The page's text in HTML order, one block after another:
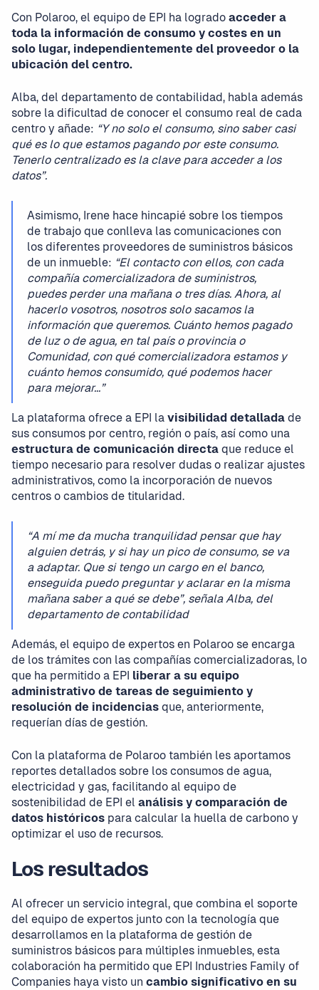
Con Polaroo, el equipo de EPI ha logrado acceder a
toda la información de consumo y costes en un
solo lugar, independientemente del proveedor o la
ubicación del centro.
Alba, del departamento de contabilidad, habla además
sobre la dificultad de conocer el consumo real de cada
centro y añade: “Y no solo el consumo, sino saber casi
qué es lo que estamos pagando por este consumo.
Tenerlo centralizado es la clave para acceder a los
datos”.
Asimismo, Irene hace hincapié sobre los tiempos
de trabajo que conlleva las comunicaciones con
los diferentes proveedores de suministros básicos
de un inmueble: “El contacto con ellos, con cada
compañía comercializadora de suministros,
puedes perder una mañana o tres días. Ahora, al
hacerlo vosotros, nosotros solo sacamos la
información que queremos. Cuánto hemos pagado
de luz o de agua, en tal país o provincia o
Comunidad, con qué comercializadora estamos y
cuánto hemos consumido, qué podemos hacer
para mejorar...”
La plataforma ofrece a EPI la visibilidad detallada de
sus consumos por centro, región o país, así como una
estructura de comunicación directa que reduce el
tiempo necesario para resolver dudas o realizar ajustes
administrativos, como la incorporación de nuevos
centros o cambios de titularidad.
“A mí me da mucha tranquilidad pensar que hay
alguien detrás, y si hay un pico de consumo, se va
a adaptar. Que si tengo un cargo en el banco,
enseguida puedo preguntar y aclarar en la misma
mañana saber a qué se debe”, señala Alba, del
departamento de contabilidad
Además, el equipo de expertos en Polaroo se encarga
de los trámites con las compañías comercializadoras, lo
que ha permitido a EPI liberar a su equipo
administrativo de tareas de seguimiento y
resolución de incidencias que, anteriormente,
requerían días de gestión.
Con la plataforma de Polaroo también les aportamos
reportes detallados sobre los consumos de agua,
electricidad y gas, facilitando al equipo de
sostenibilidad de EPI el análisis y comparación de
datos históricos para calcular la huella de carbono y
optimizar el uso de recursos.
Los resultados
Al ofrecer un servicio integral, que combina el soporte
del equipo de expertos junto con la tecnología que
desarrollamos en la plataforma de gestión de
suministros básicos para múltiples inmuebles, esta
colaboración ha permitido que EPI Industries Family of
Companies haya visto un cambio significativo en su